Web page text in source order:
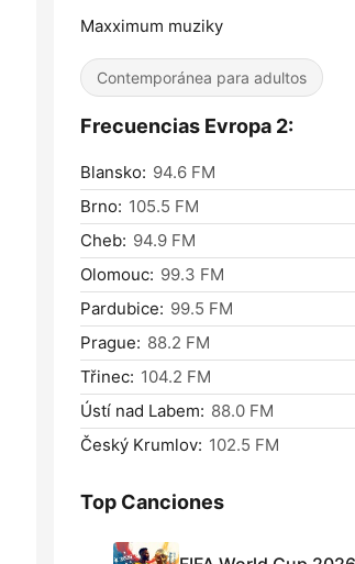
Maxximum muziky
Contemporánea para adultos
Frecuencias Evropa 2:
Blansko: 94.6 FM
Brno: 105.5 FM
Cheb: 94.9 FM
Olomouc: 99.3 FM
Pardubice: 99.5 FM
Prague: 88.2 FM
Třinec: 104.2 FM
Ústí nad Labem: 88.0 FM
Český Krumlov: 102.5 FM
Top Canciones